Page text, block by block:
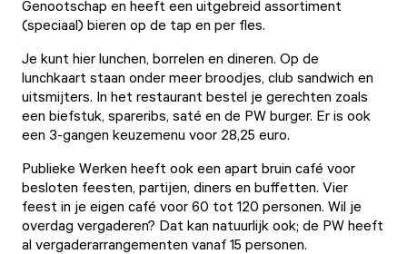
Genootschap en heeft een uitgebreid assortiment
(speciaal) bieren op de tap en per fles.
Je kunt hier lunchen, borrelen en dineren. Op de
lunchkaart staan onder meer broodjes, club sandwich en
uitsmijters. In het restaurant bestel je gerechten zoals
een biefstuk, spareribs, saté en de PW burger. Er is ook
een 3-gangen keuzemenu voor 28,25 euro.
Publieke Werken heeft ook een apart bruin café voor
besloten feesten, partijen, diners en buffetten. Vier
feest in je eigen café voor 60 tot 120 personen. Wil je
overdag vergaderen? Dat kan natuurlijk ook; de PW heeft
al vergaderarrangementen vanaf 15 personen.